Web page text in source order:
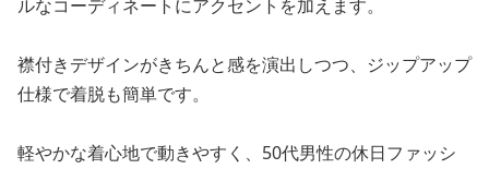
ルなコーディネートにアクセントを加えます。
襟付きデザインがきちんと感を演出しつつ、ジップアップ
仕様で着脱も簡単です。
軽やかな着心地で動きやすく、50代男性の休日ファッシ